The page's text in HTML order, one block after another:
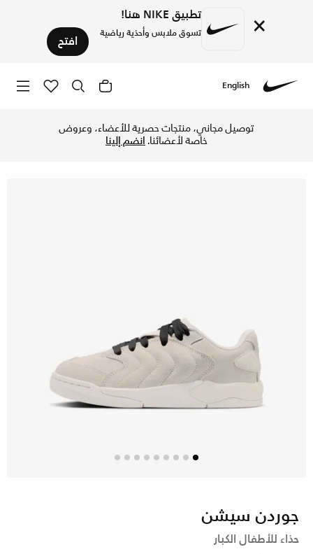
× تطبيق NIKE هنا!
تسوق ملابس وأحذية رياضية افتح
English
توصيل مجاني، منتجات حصرية للأعضاء، وعروض
خاصة لأعضائنا.انضم إلينا
جوردن سيشن
حذاء للأطفال الكبار